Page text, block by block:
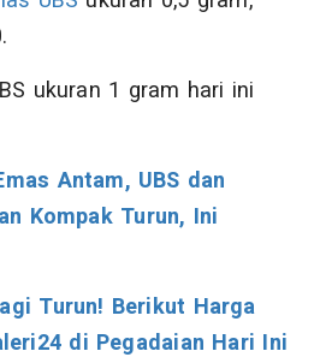
ukuran 1 gram hari ini
Antam, UBS dan
Kompak Turun, Ini
Turun! Berikut Harga
di Pegadaian Hari Ini